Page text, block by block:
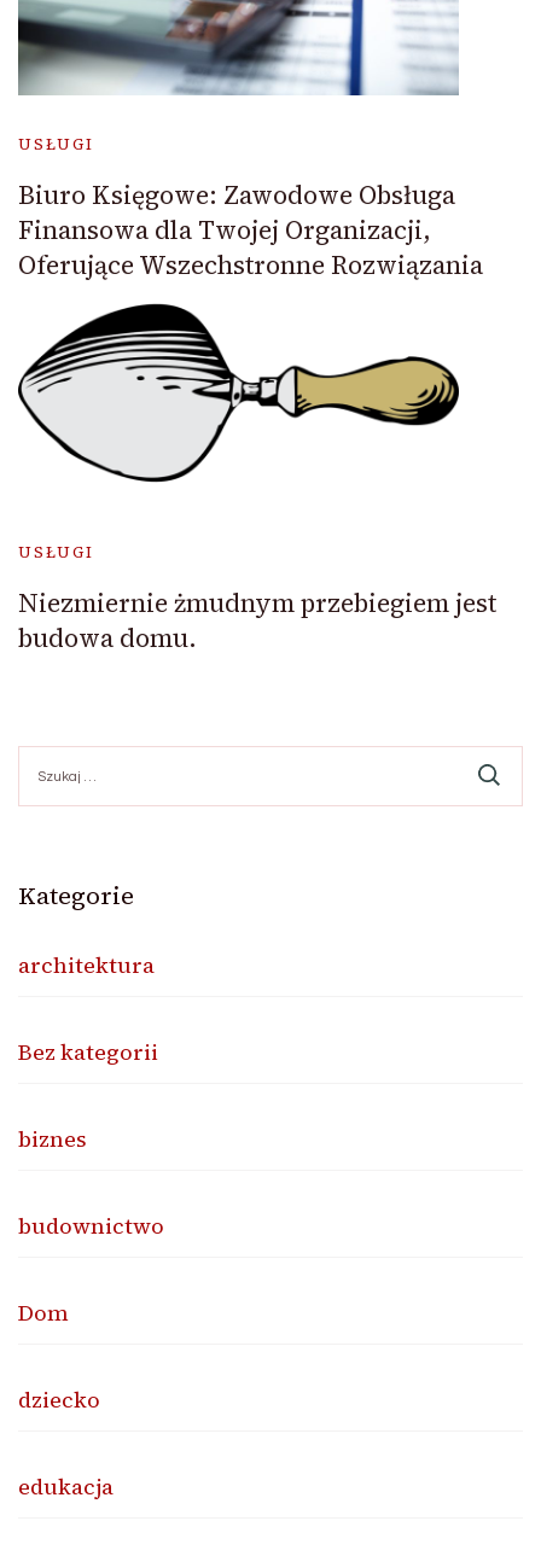
USŁUGI
Biuro Księgowe: Zawodowe Obsługa
Finansowa dla Twojej Organizacji,
Oferujące Wszechstronne Rozwiązania
USŁUGI
Niezmiernie żmudnym przebiegiem jest
budowa domu.
Kategorie
architektura
Bez kategorii
biznes
budownictwo
Dom
dziecko
edukacja